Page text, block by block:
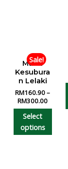
Sale!
Madu
Kesubura
n Lelaki
RM160.90–
RM300.00
Select
options